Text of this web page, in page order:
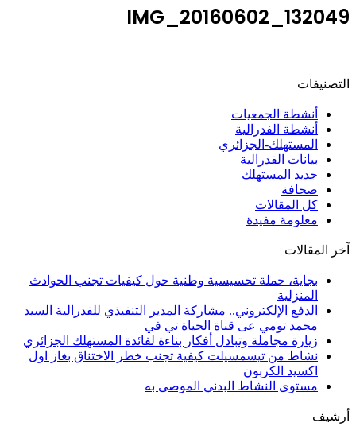
IMG_20160602_132049
التصنيفات
أنشطة الجمعيات
أنشطة الفدرالية
المستهلك-الجزائري
بيانات الفدرالية
جديد المستهلك
صحافة
كل المقالات
معلومة مفيدة
آخر المقالات
بجاية، حملة تحسيسية وطنية حول كيفيات تجنب الحوادث
المنزلية
الدفع الإلكتروني.. مشاركة المدير التنفيذي للفدرالية السيد
محمد تومي عى قناة الحياة تي في
زيارة مجاملة وتبادل أفكار بناءة لفائدة المستهلك الجزائري
نشاط من تيسمسيلت كيفية تجنب خطر الاختناق بغاز اول
اكسيد الكربون
مستوى النشاط البدني الموصى به
أرشيف